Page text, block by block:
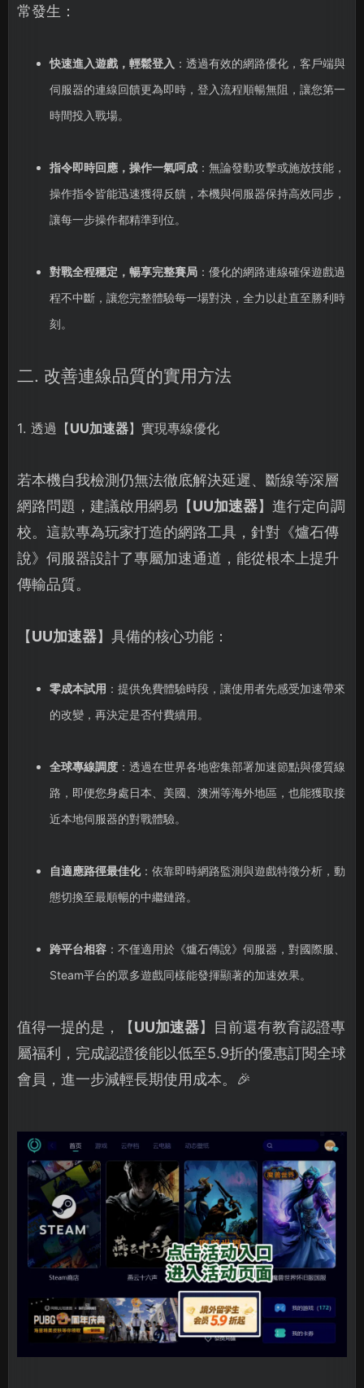
常發生：
快速進入遊戲，輕鬆登入 ：透過有效的網路優化，客戶端與
伺服器的連線回饋更為即時，登入流程順暢無阻，讓您第一
時間投入戰場。
指令即時回應，操作一氣呵成：無論發動攻擊或施放技能，
操作指令皆能迅速獲得反饋，本機與伺服器保持高效同步，
讓每一步操作都精準到位。
對戰全程穩定，暢享完整賽局：優化的網路連線確保遊戲過
程不中斷，讓您完整體驗每一場對決，全力以赴直至勝利時
刻。
二. 改善連線品質的實用方法
1. 透過【UU加速器】實現專線優化
若本機自我檢測仍無法徹底解決延遲、斷線等深層
網路問題，建議啟用網易【UU加速器】進行定向調
校。這款專為玩家打造的網路工具，針對《爐石傳
說》伺服器設計了專屬加速通道，能從根本上提升
傳輸品質。
【UU加速器】具備的核心功能：
零成本試用 ：提供免費體驗時段，讓使用者先感受加速帶來
的改變，再決定是否付費續用。
全球專線調度：透過在世界各地密集部署加速節點與優質線
路，即便您身處日本、美國、澳洲等海外地區，也能獲取接
近本地伺服器的對戰體驗。
自適應路徑最佳化：依靠即時網路監測與遊戲特徵分析，動
態切換至最順暢的中繼鏈路。
跨平台相容：不僅適用於《爐石傳說》伺服器，對國際服、
Steam平台的眾多遊戲同樣能發揮顯著的加速效果。
值得一提的是，【UU加速器】目前還有教育認證專
屬福利，完成認證後能以低至5.9折的優惠訂閱全球
會員，進一步減輕長期使用成本。🎉